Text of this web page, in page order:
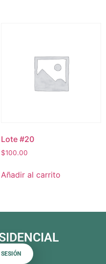
Lote #20
$100.00
Añadir al carrito